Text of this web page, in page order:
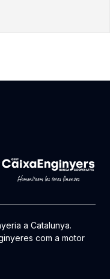
a Catalunya.
com a motor